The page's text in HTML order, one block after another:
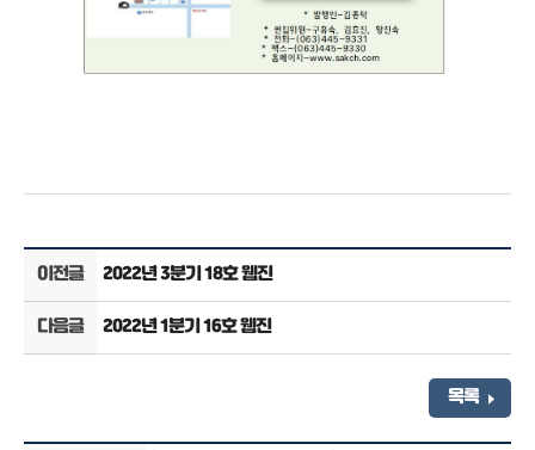
이전글
2022년 3분기 18호 웹진
다음글
2022년 1분기 16호 웹진
목록